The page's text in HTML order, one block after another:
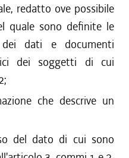
redatto ove possibile
quale sono definite le
dati e documenti
dei soggetti di cui
che descrive un
del dato di cui sono